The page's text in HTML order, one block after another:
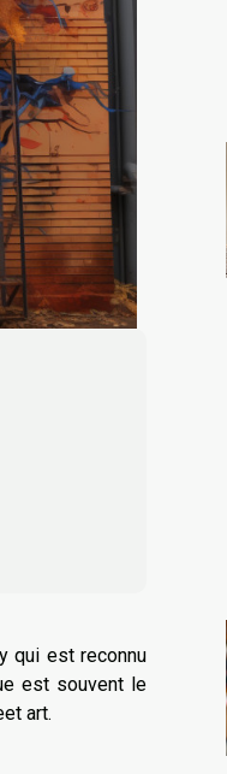
qui est reconnu
est souvent le
art.